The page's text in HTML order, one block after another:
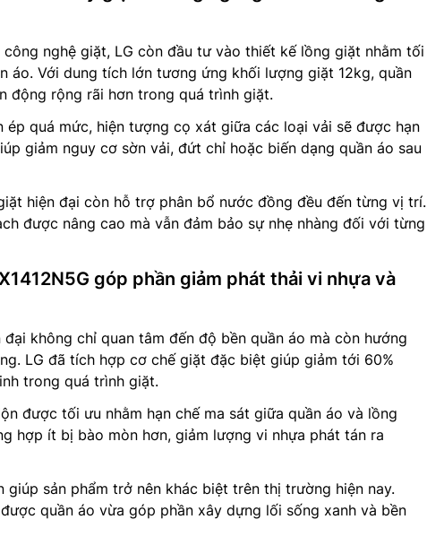
nghệ giặt, LG còn đầu tư vào thiết kế lồng giặt nhằm tối
áo. Với dung tích lớn tương ứng khối lượng giặt 12kg, quần
động rộng rãi hơn trong quá trình giặt.
ép quá mức, hiện tượng cọ xát giữa các loại vải sẽ được hạn
giảm nguy cơ sờn vải, đứt chỉ hoặc biến dạng quần áo sau
hiện đại còn hỗ trợ phân bổ nước đồng đều đến từng vị trí.
được nâng cao mà vẫn đảm bảo sự nhẹ nhàng đối với từng
góp phần giảm phát thải vi nhựa và
không chỉ quan tâm đến độ bền quần áo mà còn hướng
LG đã tích hợp cơ chế giặt đặc biệt giúp giảm tới 60%
trong quá trình giặt.
được tối ưu nhằm hạn chế ma sát giữa quần áo và lồng
hợp ít bị bào mòn hơn, giảm lượng vi nhựa phát tán ra
sản phẩm trở nên khác biệt trên thị trường hiện nay.
quần áo vừa góp phần xây dựng lối sống xanh và bền